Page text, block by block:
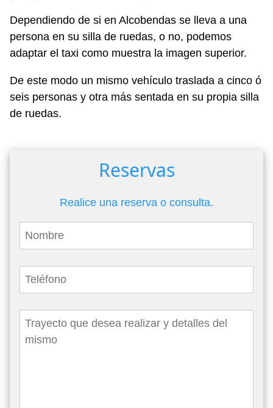
Dependiendo de si en Alcobendas se lleva a una
persona en su silla de ruedas, o no, podemos
adaptar el taxi como muestra la imagen superior.
De este modo un mismo vehículo traslada a cinco ó
seis personas y otra más sentada en su propia silla
de ruedas.
Reservas
Realice una reserva o consulta.